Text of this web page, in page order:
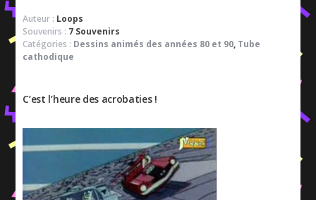
Auteur : Loops
Souvenirs : 7 Souvenirs
Catégories : Dessins animés des années 80 et 90, Tube
cathodique
C’est l’heure des acrobaties !